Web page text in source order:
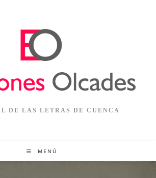
DE LAS LETRAS DE CUENCA
MENÚ